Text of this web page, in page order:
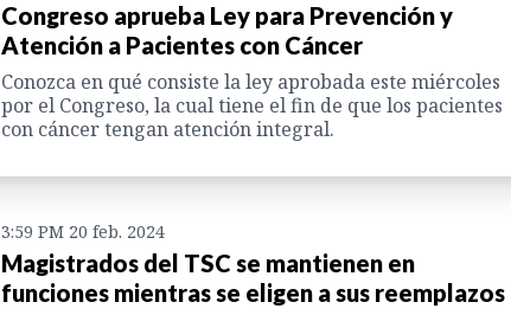
Congreso aprueba Ley para Prevención y
Atención a Pacientes con Cáncer
Conozca en qué consiste la ley aprobada este miércoles
por el Congreso, la cual tiene el fin de que los pacientes
con cáncer tengan atención integral.
3:59 PM 20 feb. 2024
Magistrados del TSC se mantienen en
funciones mientras se eligen a sus reemplazos